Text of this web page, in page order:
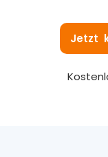
Jetzt